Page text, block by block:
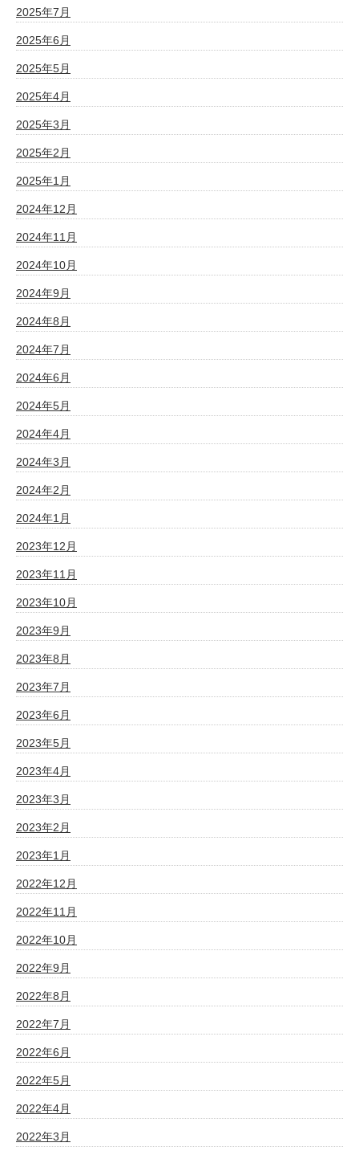
2025年7月
2025年6月
2025年5月
2025年4月
2025年3月
2025年2月
2025年1月
2024年12月
2024年11月
2024年10月
2024年9月
2024年8月
2024年7月
2024年6月
2024年5月
2024年4月
2024年3月
2024年2月
2024年1月
2023年12月
2023年11月
2023年10月
2023年9月
2023年8月
2023年7月
2023年6月
2023年5月
2023年4月
2023年3月
2023年2月
2023年1月
2022年12月
2022年11月
2022年10月
2022年9月
2022年8月
2022年7月
2022年6月
2022年5月
2022年4月
2022年3月